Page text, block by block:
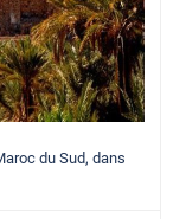
du Sud, dans